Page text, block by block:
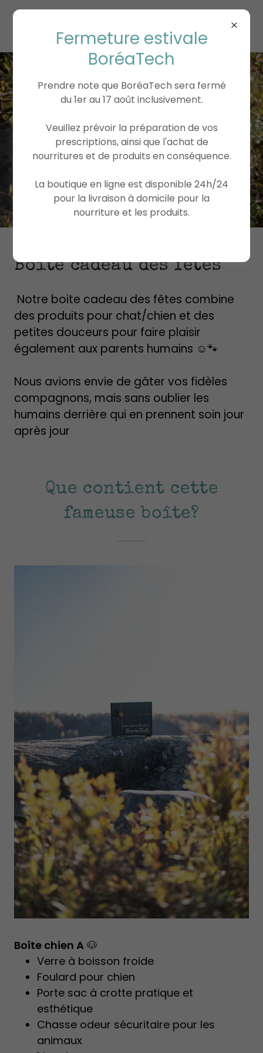
Boîte cadeau des fêtes
Notre boite cadeau des fêtes combine
des produits pour chat/chien et des
petites douceurs pour faire plaisir
également aux parents humains ☺️🐾
Nous avions envie de gâter vos fidèles
compagnons, mais sans oublier les
humains derrière qui en prennent soin jour
après jour
Que contient cette
fameuse boîte?
Boîte chien A 🐶
Verre à boisson froide
Foulard pour chien
Porte sac à crotte pratique et
esthétique
Chasse odeur sécuritaire pour les
animaux
Fermeture estivale
BoréaTech
Prendre note que BoréaTech sera fermé
du 1er au 17 août inclusivement.
Veuillez prévoir la préparation de vos
prescriptions, ainsi que l'achat de
nourritures et de produits en conséquence.
La boutique en ligne est disponible 24h/24
pour la livraison à domicile pour la
nourriture et les produits.